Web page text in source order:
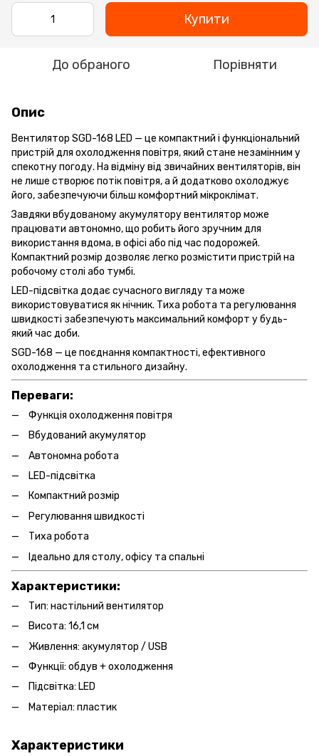
Купити
До обраного Порівняти
Опис
Вентилятор SGD-168 LED — це компактний і функціональний
пристрій для охолодження повітря, який стане незамінним у
спекотну погоду. На відміну від звичайних вентиляторів, він
не лише створює потік повітря, а й додатково охолоджує
його, забезпечуючи більш комфортний мікроклімат.
Завдяки вбудованому акумулятору вентилятор може
працювати автономно, що робить його зручним для
використання вдома, в офісі або під час подорожей.
Компактний розмір дозволяє легко розмістити пристрій на
робочому столі або тумбі.
LED-підсвітка додає сучасного вигляду та може
використовуватися як нічник. Тиха робота та регулювання
швидкості забезпечують максимальний комфорт у будь-
який час доби.
SGD-168 — це поєднання компактності, ефективного
охолодження та стильного дизайну.
Переваги:
Функція охолодження повітря
Вбудований акумулятор
Автономна робота
LED-підсвітка
Компактний розмір
Регулювання швидкості
Тиха робота
Ідеально для столу, офісу та спальні
Характеристики:
Тип: настільний вентилятор
Висота: 16,1 см
Живлення: акумулятор / USB
Функції: обдув + охолодження
Підсвітка: LED
Матеріал: пластик
Характеристики